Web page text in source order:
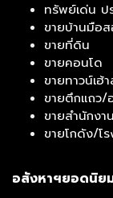
ทรัพย์เด่น ป
ขายบ้านมือ
ขายที่ดิน
ขายคอนโด
ขายทาวน์เฮ้
ขายตึกแถว/
ขายสำนักง
ขายโกดัง/โ
อสังหาฯยอดนิย